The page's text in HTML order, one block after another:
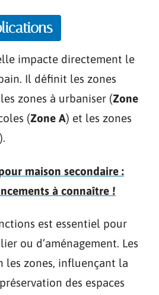
impacte directement le
Il définit les zones
zones à urbaniser (Zone
(Zone A) et les zones
).
maison secondaire :
à connaître !
est essentiel pour
ou d’aménagement. Les
les zones, influençant la
des espaces